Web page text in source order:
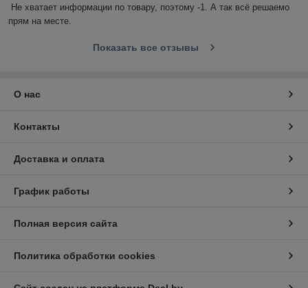
Не хватает информации по товару, поэтому -1. А так всё решаемо
прям на месте.
Показать все отзывы
О нас
Контакты
Доставка и оплата
График работы
Полная версия сайта
Политика обработки cookies